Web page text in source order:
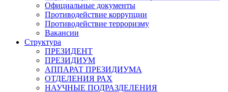
Официальные документы
Противодействие коррупции
Противодействие терроризму
Вакансии
Структура
ПРЕЗИДЕНТ
ПРЕЗИДИУМ
АППАРАТ ПРЕЗИДИУМА
ОТДЕЛЕНИЯ РАХ
НАУЧНЫЕ ПОДРАЗДЕЛЕНИЯ